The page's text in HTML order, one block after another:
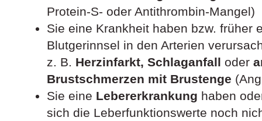
Protein-S- oder Antithrombin-Mangel)
Sie eine Krankheit haben bzw. früher
Blutgerinnsel in den Arterien
z. B. Herzinfarkt, Schlaganfall oder
Brustschmerzen mit Brustenge
Sie eine Lebererkrankung haben
sich die Leberfunktionswerte noch